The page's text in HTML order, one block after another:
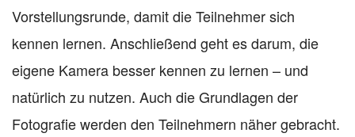
Vorstellungsrunde, damit die Teilnehmer sich
kennen lernen. Anschließend geht es darum, die
eigene Kamera besser kennen zu lernen – und
natürlich zu nutzen. Auch die Grundlagen der
Fotografie werden den Teilnehmern näher gebracht.